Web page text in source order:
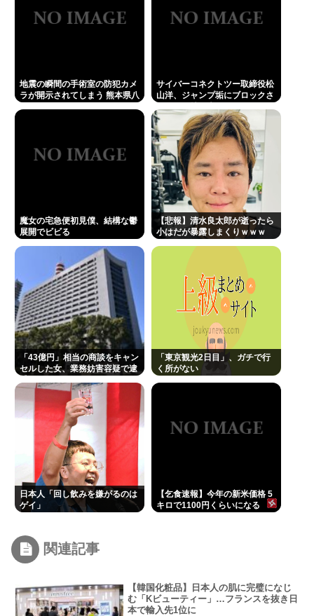
地震の瞬間の手術室の防犯カメ
ラが開示されてしまう 熊本県八
サイバーコネクトツー取締役松
山洋、ジャンプ垢にブロックさ
らまず晒す！これが令和のレス
バや！
魔女の宅急便初見僕、結構な鬱
展開でビビる
【悲報】清水良太郎が逝ったら
小はだが暴露しまくりｗｗｗ
「43億円」相当の商談をキャン
セルした女、業務妨害容疑で逮
「東京観光2日目」、ガチで行
く所がない
日本人「回し飲みを嫌がるのは
ゲイ」
【乞食速報】今年の新米価格 5
キロで1100円くらいになる
関連記事
【韓国化粧品】日本人の肌に完璧になじ
む「Kビューティー」…フランスを抜き日
本で輸入先1位に